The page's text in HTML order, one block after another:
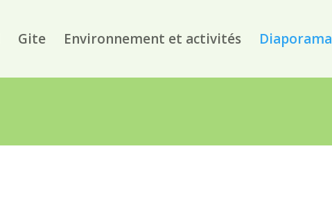
Gite Environnement et activités Diaporama